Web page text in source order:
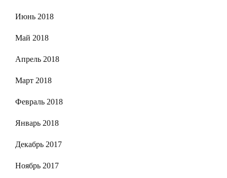
Июнь 2018
Май 2018
Апрель 2018
Март 2018
Февраль 2018
Январь 2018
Декабрь 2017
Ноябрь 2017